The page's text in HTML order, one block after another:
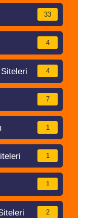
33
4
4
7
1
1
1
2